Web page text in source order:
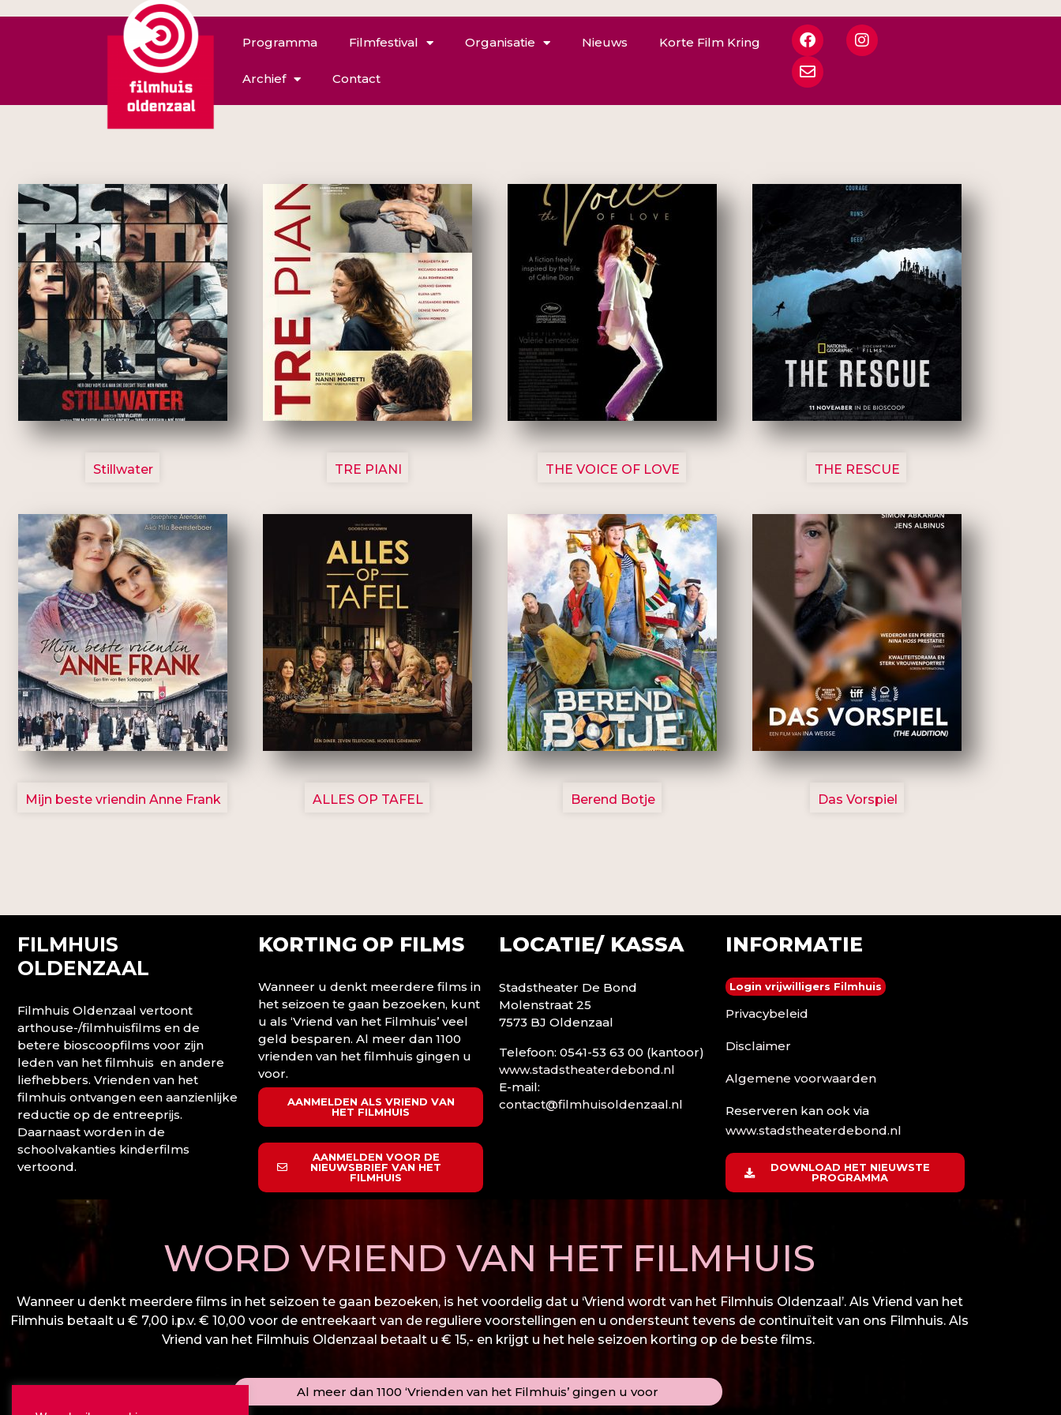
Programma Filmfestival Organisatie Nieuws Korte Film Kring
Archief Contact
3123
Stillwater
3129
TRE PIANI
3135
THE VOICE OF LOVE
3148
THE RESCUE
2757
Mijn beste vriendin Anne Frank
3154
ALLES OP TAFEL
2799
Berend Botje
2777
Das Vorspiel
FILMHUIS
OLDENZAAL
Filmhuis Oldenzaal vertoont
arthouse-/filmhuisfilms en de
betere bioscoopfilms voor zijn
leden van het filmhuis en andere
liefhebbers. Vrienden van het
filmhuis ontvangen een aanzienlijke
reductie op de entreeprijs.
Daarnaast worden in de
schoolvakanties kinderfilms
vertoond.
KORTING OP FILMS
Wanneer u denkt meerdere films in
het seizoen te gaan bezoeken, kunt
u als ‘Vriend van het Filmhuis’ veel
geld besparen. Al meer dan 1100
vrienden van het filmhuis gingen u
voor.
AANMELDEN ALS VRIEND VAN
HET FILMHUIS
AANMELDEN VOOR DE
NIEUWSBRIEF VAN HET
FILMHUIS
WORD VRIEND VAN HET FILMHUIS
Wanneer u denkt meerdere films in het seizoen te gaan bezoeken, is het voordelig dat u ‘Vriend wordt van het Filmhuis Oldenzaal’. Als Vriend van het
Filmhuis betaalt u € 7,00 i.p.v. € 10,00 voor de entreekaart van de reguliere voorstellingen en u ondersteunt tevens de continuïteit van ons Filmhuis. Als
Vriend van het Filmhuis Oldenzaal betaalt u € 15,- en krijgt u het hele seizoen korting op de beste films.
Al meer dan 1100 ‘Vrienden van het Filmhuis’ gingen u voor
LOCATIE/ KASSA
Stadstheater De Bond
Molenstraat 25
7573 BJ Oldenzaal
Telefoon: 0541-53 63 00 (kantoor)
www.stadstheaterdebond.nl
E-mail:
contact@filmhuisoldenzaal.nl
INFORMATIE
Login vrijwilligers Filmhuis
Privacybeleid
Disclaimer
Algemene voorwaarden
Reserveren kan ook via
www.stadstheaterdebond.nl
DOWNLOAD HET NIEUWSTE
PROGRAMMA